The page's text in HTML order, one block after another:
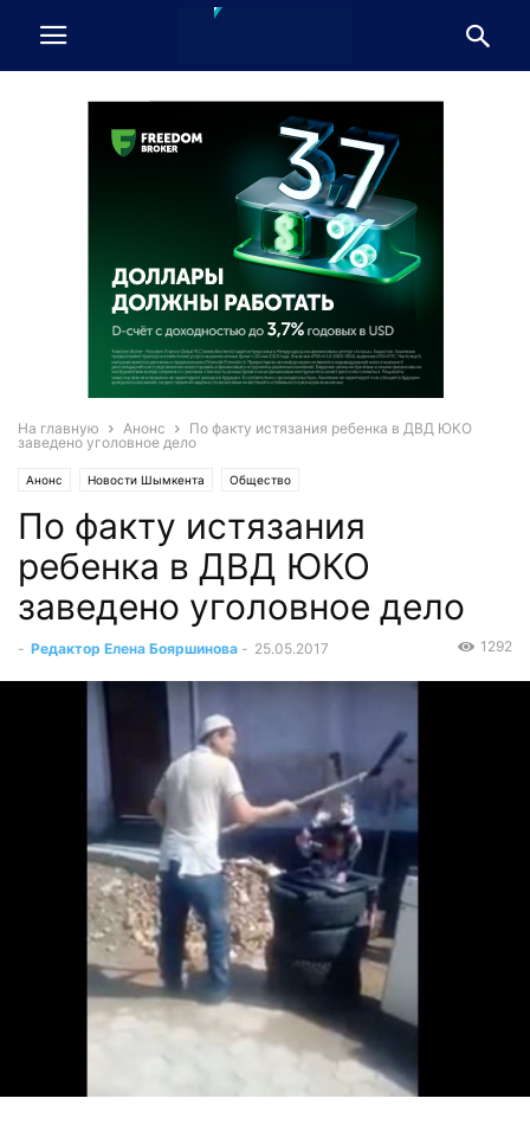
На главную Анонс
По факту истязания ребенка в ДВД ЮКО
заведено уголовное дело
Анонс Новости Шымкента Общество
По факту истязания
ребенка в ДВД ЮКО
заведено уголовное дело
- Редактор Елена Бояршинова - 25.05.2017 1292